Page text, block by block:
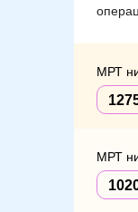
МРТ
МРТ